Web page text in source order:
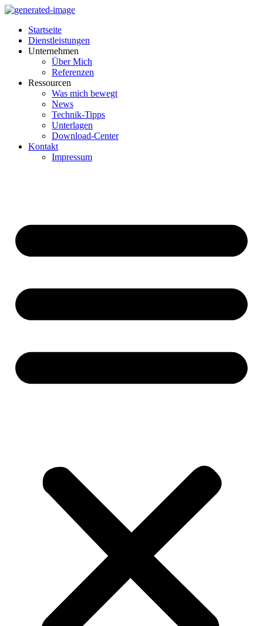
Startseite
Dienstleistungen
Unternehmen
Über Mich
Referenzen
Ressourcen
Was mich bewegt
News
Technik-Tipps
Unterlagen
Download-Center
Kontakt
Impressum